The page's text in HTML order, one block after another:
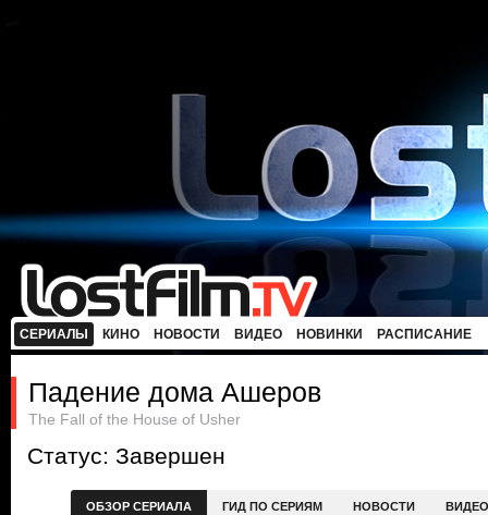
СЕРИАЛЫ КИНО НОВОСТИ ВИДЕО НОВИНКИ РАСПИСАНИЕ
Падение дома Ашеров
The Fall of the House of Usher
Статус: Завершен
ОБЗОР СЕРИАЛА ГИД ПО СЕРИЯМ НОВОСТИ ВИДЕО